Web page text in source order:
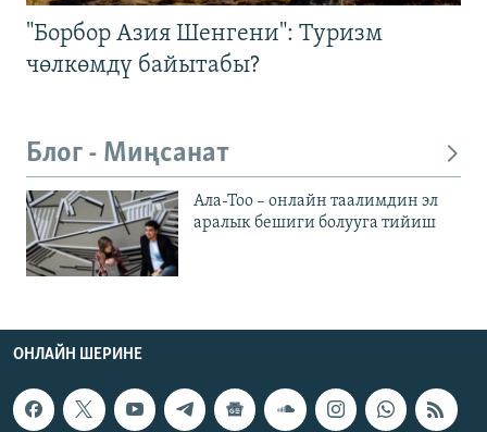
"Борбор Азия Шенгени": Туризм
чөлкөмдү байытабы?
Блог - Миңсанат
Ала-Тоо – онлайн таалимдин эл
аралык бешиги болууга тийиш
ОНЛАЙН ШЕРИНЕ